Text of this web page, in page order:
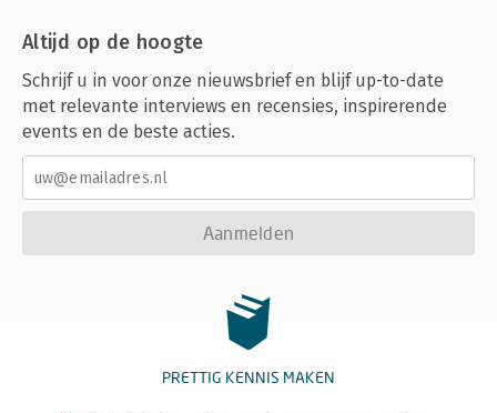
Altijd op de hoogte
Schrijf u in voor onze nieuwsbrief en blijf up-to-date
met relevante interviews en recensies, inspirerende
events en de beste acties.
Aanmelden
PRETTIG KENNIS MAKEN